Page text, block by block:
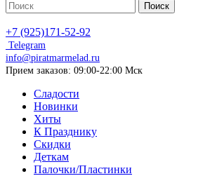
Поиск
+7 (925)171-52-92
Telegram
info@piratmarmelad.ru
Прием заказов: 09:00-22:00 Мск
Сладости
Новинки
Хиты
К Празднику
Скидки
Деткам
Палочки/Пластинки